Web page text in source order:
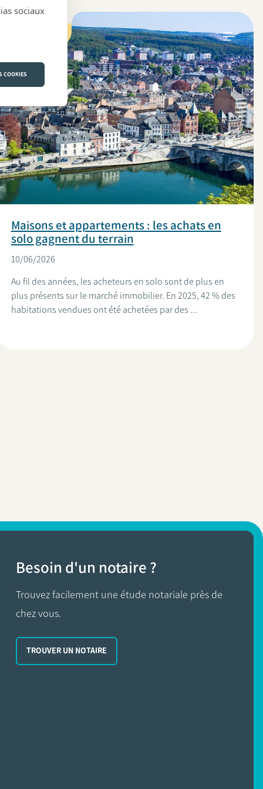
Maisons et appartements : les achats en
solo gagnent du terrain
10/06/2026
Au fil des années, les acheteurs en solo sont de plus en
plus présents sur le marché immobilier. En 2025, 42 % des
habitations vendues ont été achetées par des ...
Besoin d'un notaire ?
Trouvez facilement une étude notariale près de
chez vous.
TROUVER UN NOTAIRE
sociaux
COOKIES